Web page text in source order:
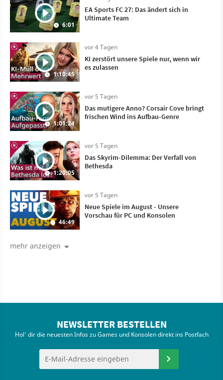
6:01
EA Sports FC 27: Das ändert sich in
Ultimate Team
1:10:45
vor 4 Tagen
KI zerstört unsere Spiele nur, wenn wir
es zulassen
1:01:24
vor 5 Tagen
Das mutigere Anno? Corsair Cove bringt
frischen Wind ins Aufbau-Genre
1:20:05
vor 5 Tagen
Das Skyrim-Dilemma: Der Verfall von
Bethesda
46:49
vor 5 Tagen
Neue Spiele im August - Unsere
Vorschau für PC und Konsolen
mehr anzeigen
NEWSLETTER BESTELLEN
Hol' dir die neuesten Infos zu Games und Konsolen direkt ins Postfach